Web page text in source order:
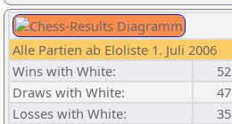
Alle Partien ab Eloliste 1. Juli 2006
Wins with White:
52
Draws with White:
47
Losses with White:
35